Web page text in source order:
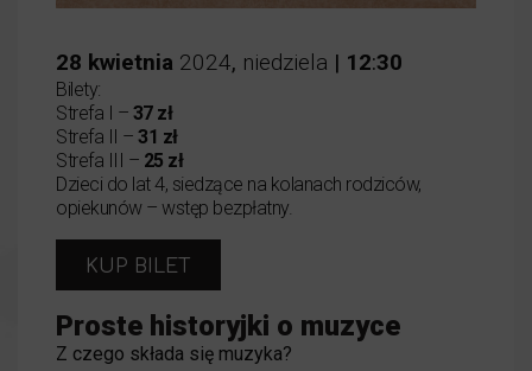
28 kwietnia 2024, niedziela | 12:30
Bilety:
Strefa I – 37 zł
Strefa II – 31 zł
Strefa III – 25 zł
Dzieci do lat 4, siedzące na kolanach rodziców,
opiekunów – wstęp bezpłatny.
KUP BILET
Proste historyjki o muzyce
Z czego składa się muzyka?